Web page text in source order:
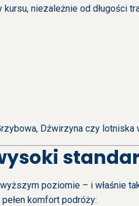
niezależnie od długości
Dźwirzyna czy lotniska
poziomie – i właśnie
komfort podróży: